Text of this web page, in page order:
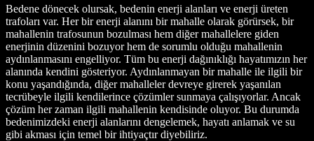
Bedene dönecek olursak, bedenin enerji alanları ve enerji üreten
trafoları var. Her bir enerji alanını bir mahalle olarak görürsek, bir
mahallenin trafosunun bozulması hem diğer mahallelere giden
enerjinin düzenini bozuyor hem de sorumlu olduğu mahallenin
aydınlanmasını engelliyor. Tüm bu enerji dağınıklığı hayatımızın her
alanında kendini gösteriyor. Aydınlanmayan bir mahalle ile ilgili bir
konu yaşandığında, diğer mahalleler devreye girerek yaşanılan
tecrübeyle ilgili kendilerince çözümler sunmaya çalışıyorlar. Ancak
çözüm her zaman ilgili mahallenin kendisinde oluyor. Bu durumda
bedenimizdeki enerji alanlarını dengelemek, hayatı anlamak ve su
gibi akması için temel bir ihtiyaçtır diyebiliriz.